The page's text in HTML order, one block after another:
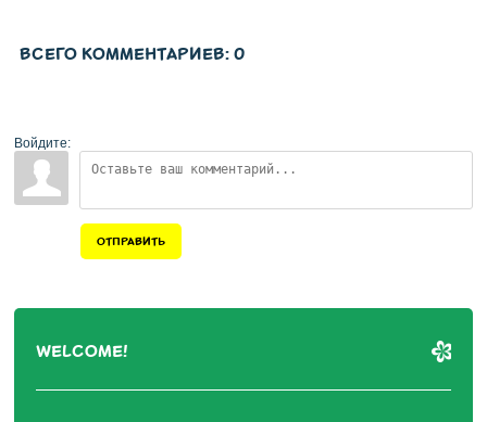
ВСЕГО КОММЕНТАРИЕВ:0
Войдите:
ОТПРАВИТЬ
WELCOME!